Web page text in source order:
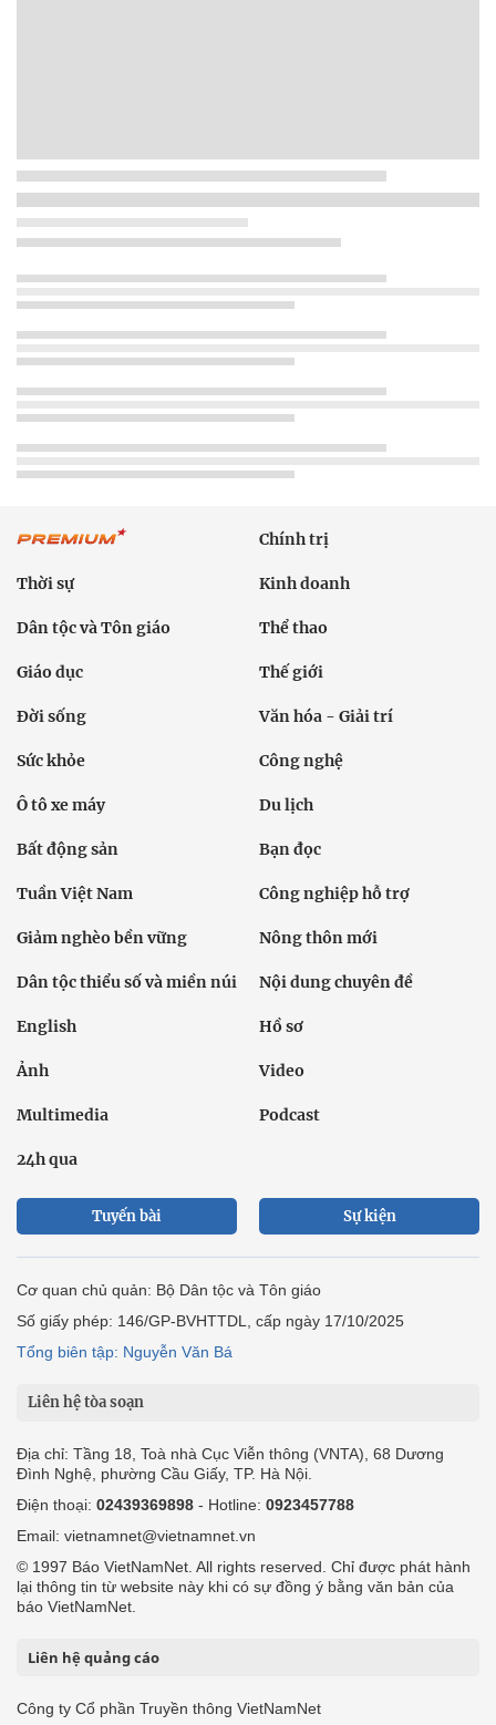
Chính trị
Thời sự Kinh doanh
Dân tộc và Tôn giáo Thể thao
Giáo dục Thế giới
Đời sống Văn hóa - Giải trí
Sức khỏe Công nghệ
Ô tô xe máy Du lịch
Bất động sản Bạn đọc
Tuần Việt Nam Công nghiệp hỗ trợ
Giảm nghèo bền vững Nông thôn mới
Dân tộc thiểu số và miền núi Nội dung chuyên đề
English Hồ sơ
Ảnh Video
Multimedia Podcast
24h qua
Tuyến bài Sự kiện
Cơ quan chủ quản: Bộ Dân tộc và Tôn giáo
Số giấy phép: 146/GP-BVHTTDL, cấp ngày 17/10/2025
Tổng biên tập: Nguyễn Văn Bá
Liên hệ tòa soạn
Địa chỉ: Tầng 18, Toà nhà Cục Viễn thông (VNTA), 68 Dương
Đình Nghệ, phường Cầu Giấy, TP. Hà Nội.
Điện thoại: 02439369898 - Hotline: 0923457788
Email: vietnamnet@vietnamnet.vn
© 1997 Báo VietNamNet. All rights reserved. Chỉ được phát hành
lại thông tin từ website này khi có sự đồng ý bằng văn bản của
báo VietNamNet.
Liên hệ quảng cáo
Công ty Cổ phần Truyền thông VietNamNet